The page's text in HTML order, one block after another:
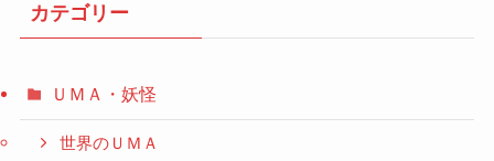
カテゴリー
ＵＭＡ・妖怪
世界のＵＭＡ